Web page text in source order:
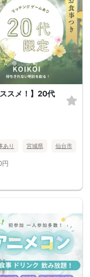
スメ！】20代
あり 宮城県 仙台市
円